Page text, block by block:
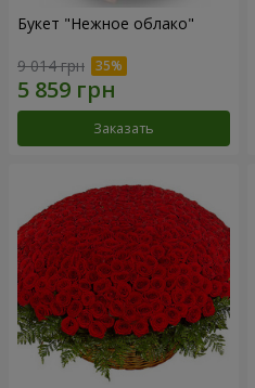
Букет "Нежное облако"
9 014 грн
Заказать